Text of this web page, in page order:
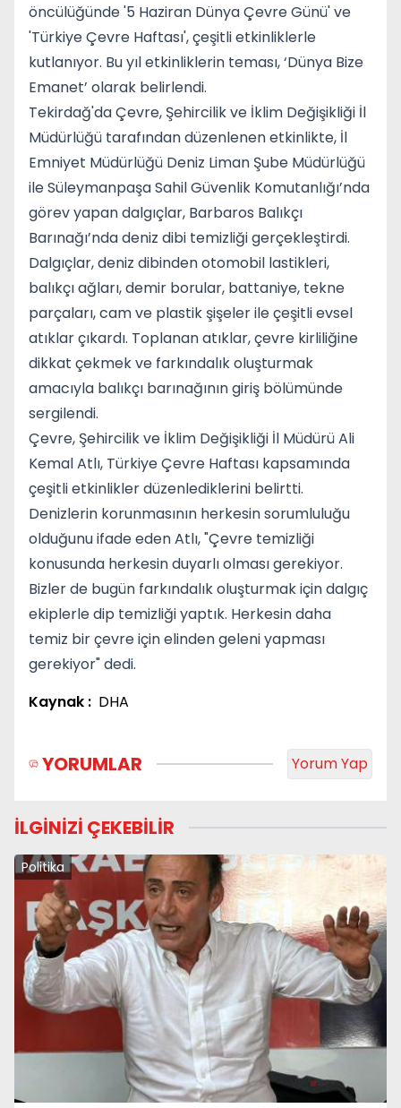
öncülüğünde '5 Haziran Dünya Çevre Günü' ve
'Türkiye Çevre Haftası', çeşitli etkinliklerle
kutlanıyor. Bu yıl etkinliklerin teması, ‘Dünya Bize
Emanet’ olarak belirlendi.
Tekirdağ'da Çevre, Şehircilik ve İklim Değişikliği İl
Müdürlüğü tarafından düzenlenen etkinlikte, İl
Emniyet Müdürlüğü Deniz Liman Şube Müdürlüğü
ile Süleymanpaşa Sahil Güvenlik Komutanlığı’nda
görev yapan dalgıçlar, Barbaros Balıkçı
Barınağı’nda deniz dibi temizliği gerçekleştirdi.
Dalgıçlar, deniz dibinden otomobil lastikleri,
balıkçı ağları, demir borular, battaniye, tekne
parçaları, cam ve plastik şişeler ile çeşitli evsel
atıklar çıkardı. Toplanan atıklar, çevre kirliliğine
dikkat çekmek ve farkındalık oluşturmak
amacıyla balıkçı barınağının giriş bölümünde
sergilendi.
Çevre, Şehircilik ve İklim Değişikliği İl Müdürü Ali
Kemal Atlı, Türkiye Çevre Haftası kapsamında
çeşitli etkinlikler düzenlediklerini belirtti.
Denizlerin korunmasının herkesin sorumluluğu
olduğunu ifade eden Atlı, "Çevre temizliği
konusunda herkesin duyarlı olması gerekiyor.
Bizler de bugün farkındalık oluşturmak için dalgıç
ekiplerle dip temizliği yaptık. Herkesin daha
temiz bir çevre için elinden geleni yapması
gerekiyor" dedi.
Kaynak : DHA
YORUMLAR Yorum Yap
İLGİNİZİ ÇEKEBİLİR
Politika